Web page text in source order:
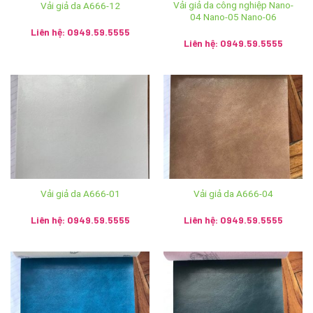
Website:https://anhvaigiada.vn
anhvaigiada.net/anhsimili.com/
CÔNG TY TNHH SX TM DV NGỌC HÂN
Trụ Sở Chính: Số 196 ngõ Hoà Bình, tổ 7 phường Cự Khối,
quận Long Biên, thành phố Hà Nội
Kiếm, thành phố Hà Nội
Hệ thống Ánh vải giả da trên toàn quốc:
Cơ sở 1: Số 2 Trần Phú, Hoàn Kiếm, Hà Nội – SĐT:
024.3928.5599
Vải giả da A666-12
Liên hệ: 0949.59.5555
Vải giả da công nghiệp Nano-
04 Nano-05 Nano-06
Liên hệ: 0949.59.5555
Vải giả da A666-01
Liên hệ: 0949.59.5555
Vải giả da A666-04
Liên hệ: 0949.59.5555